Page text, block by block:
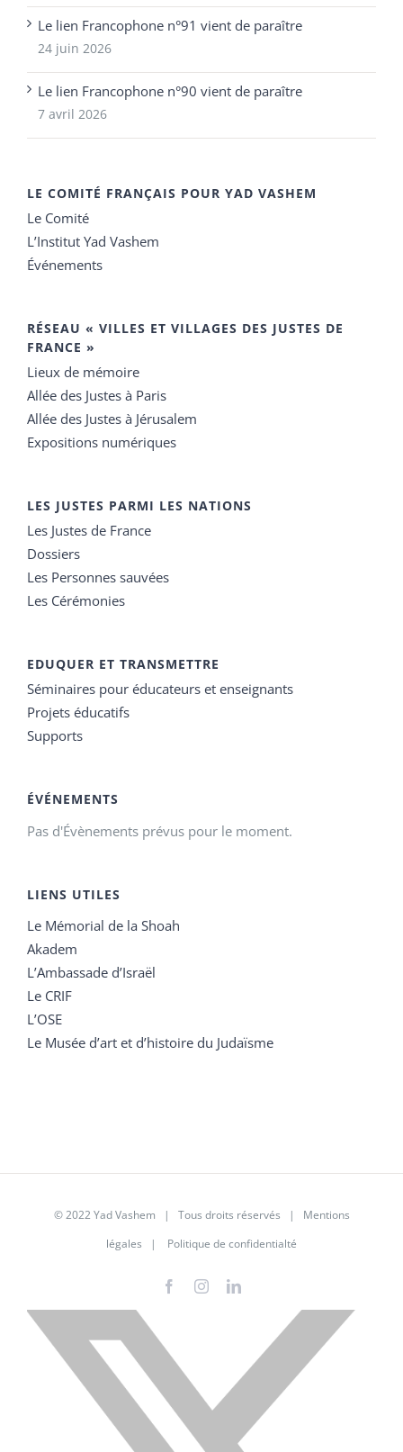
Le lien Francophone n°91 vient de paraître
24 juin 2026
Le lien Francophone n°90 vient de paraître
7 avril 2026
LE COMITÉ FRANÇAIS POUR YAD VASHEM
Le Comité
L’Institut Yad Vashem
Événements
RÉSEAU « VILLES ET VILLAGES DES JUSTES DE
FRANCE »
Lieux de mémoire
Allée des Justes à Paris
Allée des Justes à Jérusalem
Expositions numériques
LES JUSTES PARMI LES NATIONS
Les Justes de France
Dossiers
Les Personnes sauvées
Les Cérémonies
EDUQUER ET TRANSMETTRE
Séminaires pour éducateurs et enseignants
Projets éducatifs
Supports
ÉVÉNEMENTS
Pas d'Évènements prévus pour le moment.
LIENS UTILES
Le Mémorial de la Shoah
Akadem
L’Ambassade d’Israël
Le CRIF
L’OSE
Le Musée d’art et d’histoire du Judaïsme
© 2022 Yad Vashem | Tous droits réservés | Mentions
légales | Politique de confidentialté
FacebookInstagramLinkedIn
X